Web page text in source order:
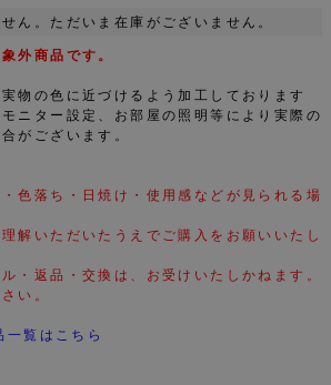
ん。ただいま在庫がございません。
外商品です。
物の色に近づけるよう加工しております
ニター設定、お部屋の照明等により実際の
がございます。
色落ち・日焼け・使用感などが見られる場
解いただいたうえでご購入をお願いいたし
・返品・交換は、お受けいたしかねます。
い。
覧はこちら